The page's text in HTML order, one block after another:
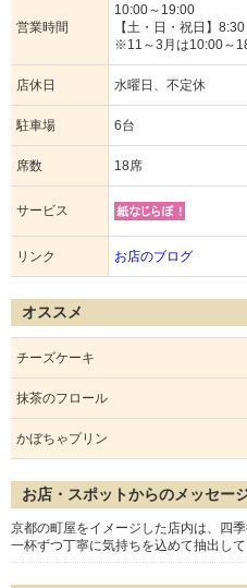
営業時間
10:00～19:00
【土・日・祝日】
※11～3月は10:00～
店休日 水曜日、不定休
駐車場 6台
席数 18席
サービス
リンク お店のブログ
オススメ
チーズケーキ
抹茶のフロール
かぼちゃプリン
お店・スポットからのメッセー
京都の町屋をイメージした店内は、四
一杯ずつ丁寧に気持ちを込めて抽出し